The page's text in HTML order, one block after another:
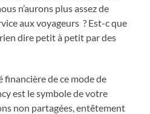
n’aurons plus assez de
aux voyageurs ? Est-c que
dire petit à petit par des
de ce mode de
est le symbole de votre
non partagées, entêtement